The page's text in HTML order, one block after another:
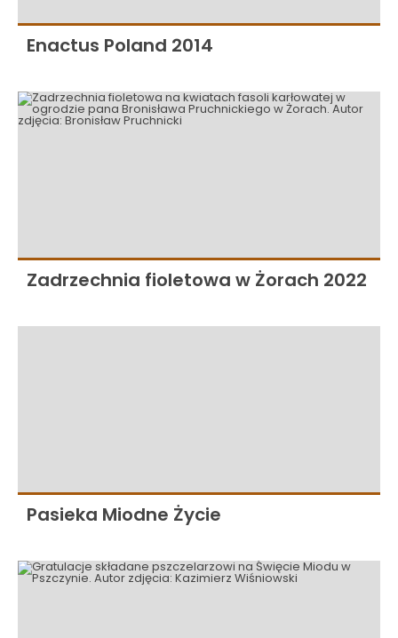
Enactus Poland 2014
Zadrzechnia fioletowa w Żorach 2022
Pasieka Miodne Życie